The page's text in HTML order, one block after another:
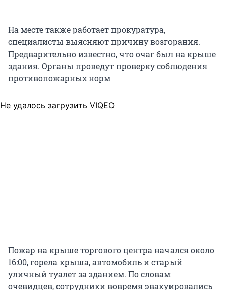
На месте также работает прокуратура,
специалисты выясняют причину возгорания.
Предварительно известно, что очаг был на крыше
здания. Органы проведут проверку соблюдения
противопожарных норм
Не удалось загрузить VIQEO
Пожар на крыше торгового центра начался около
16:00, горела крыша, автомобиль и старый
уличный туалет за зданием. По словам
очевидцев, сотрудники вовремя эвакуировались